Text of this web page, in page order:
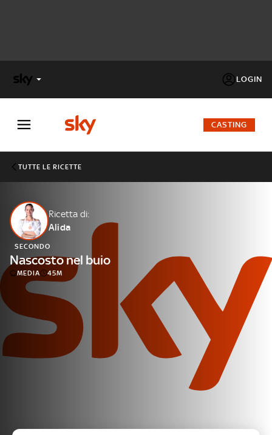
LOGIN
FACTOR
Cos’altro vedere:
PROGRAMMI SKY
Un mondo di offerte:
SKY.IT
NOW
CASTING
TUTTE LE RICETTE
Ricetta di:
Alida
SECONDO
Nascosto nel buio
MEDIA 45M